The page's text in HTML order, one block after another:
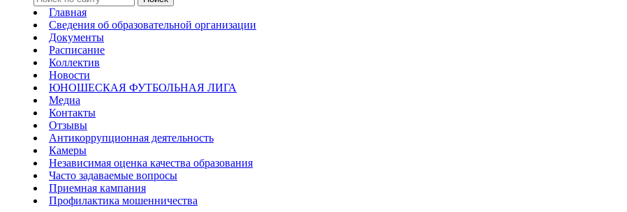
Главная
Сведения об образовательной организации
Документы
Расписание
Коллектив
Новости
ЮНОШЕСКАЯ ФУТБОЛЬНАЯ ЛИГА
Медиа
Контакты
Отзывы
Антикоррупционная деятельность
Камеры
Независимая оценка качества образования
Часто задаваемые вопросы
Приемная кампания
Профилактика мошенничества